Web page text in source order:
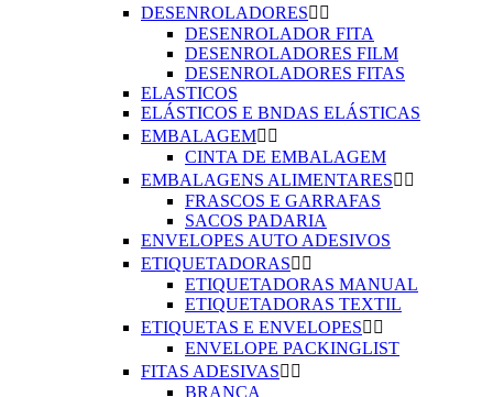
DESENROLADORES 
DESENROLADOR FITA
DESENROLADORES FILM
DESENROLADORES FITAS
ELASTICOS
ELÁSTICOS E BNDAS ELÁSTICAS
EMBALAGEM 
CINTA DE EMBALAGEM
EMBALAGENS ALIMENTARES 
FRASCOS E GARRAFAS
SACOS PADARIA
ENVELOPES AUTO ADESIVOS
ETIQUETADORAS 
ETIQUETADORAS MANUAL
ETIQUETADORAS TEXTIL
ETIQUETAS E ENVELOPES 
ENVELOPE PACKINGLIST
FITAS ADESIVAS 
BRANCA